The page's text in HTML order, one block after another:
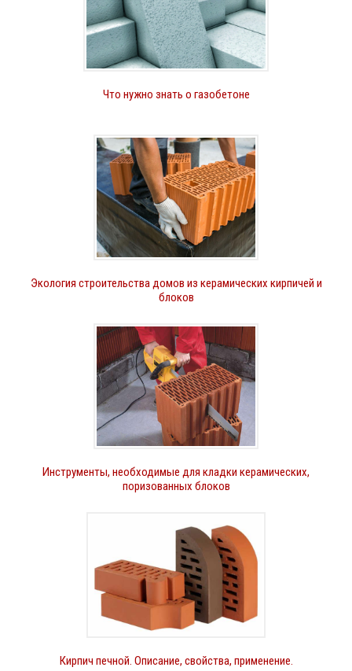
Что нужно знать о газобетоне
Экология строительства домов из керамических кирпичей и
блоков
Инструменты, необходимые для кладки керамических,
поризованных блоков
Кирпич печной. Описание, свойства, применение.